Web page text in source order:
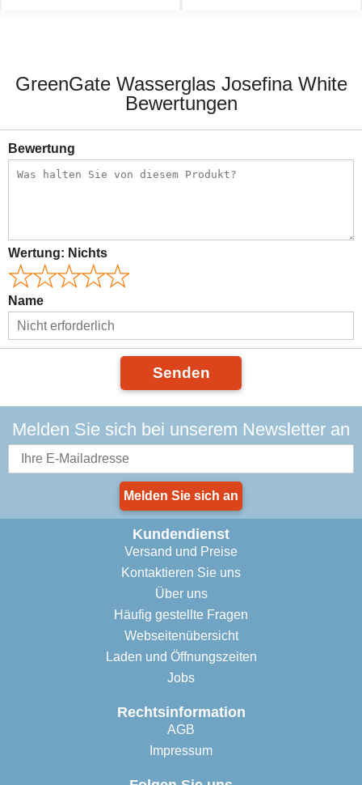
GreenGate Wasserglas Josefina White
Bewertungen
Bewertung
Wertung: Nichts
Name
Senden
Melden Sie sich bei unserem Newsletter an
Melden Sie sich an
Kundendienst
Versand und Preise
Kontaktieren Sie uns
Über uns
Häufig gestellte Fragen
Webseitenübersicht
Laden und Öffnungszeiten
Jobs
Rechtsinformation
AGB
Impressum